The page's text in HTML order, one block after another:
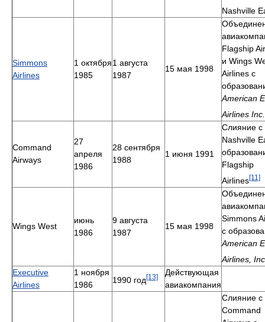
Nashville
Simmons
Airlines
1 октября
1985
1 августа
1987
15 мая 1998
Flagship
и Wings
Airlines с
American
Airlines Inc.
Command
Airways
27
апреля
1986
28 сентября
1988
1 июня 1991
Слияние с
Nashville
Flagship
Airlines[11]
Wings West
июнь
1986
9 августа
1987
15 мая 1998
Simmons
с
American
Airlines,
Executive
Airlines
1 ноября
1986
1990 год[13]
Действующая
авиакомпания
Слияние с
Command